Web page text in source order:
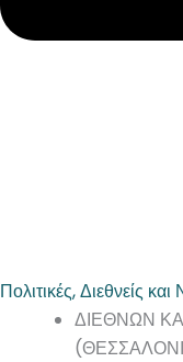
Πολιτικές, Διεθνείς
ΔΙΕΘΝΩΝ